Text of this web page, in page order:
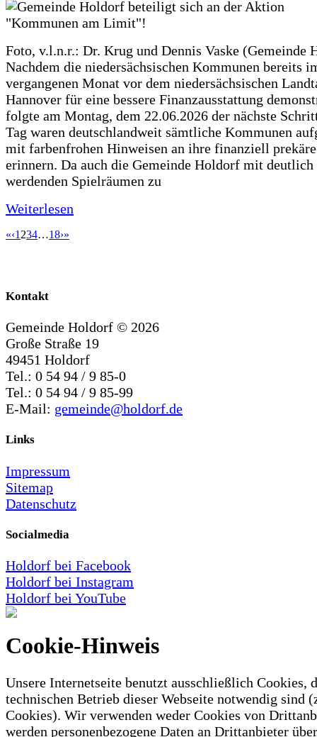
Foto, v.l.n.r.: Dr. Krug und Dennis Vaske (Gemeinde
Nachdem die niedersächsischen Kommunen bereits
vergangenen Monat vor dem niedersächsischen
Hannover für eine bessere Finanzausstattung
folgte am Montag, dem 22.06.2026 der nächste
Tag waren deutschlandweit sämtliche Kommunen
mit farbenfrohen Hinweisen an ihre finanziell
erinnern. Da auch die Gemeinde Holdorf mit deutlich
werdenden Spielräumen zu
Weiterlesen
«‹1 234…18›»
Kontakt
Gemeinde Holdorf © 2026
Große Straße 19
49451 Holdorf
Tel.: 0 54 94 / 9 85-0
Tel.: 0 54 94 / 9 85-99
E-Mail: gemeinde@holdorf.de
Links
Impressum
Sitemap
Datenschutz
Socialmedia
Holdorf bei Facebook
Holdorf bei Instagram
Holdorf bei YouTube
Cookie-Hinweis
Unsere Internetseite benutzt ausschließlich Cookies,
technischen Betrieb dieser Webseite notwendig sind
Cookies). Wir verwenden weder Cookies von
werden personenbezogene Daten an Drittanbieter